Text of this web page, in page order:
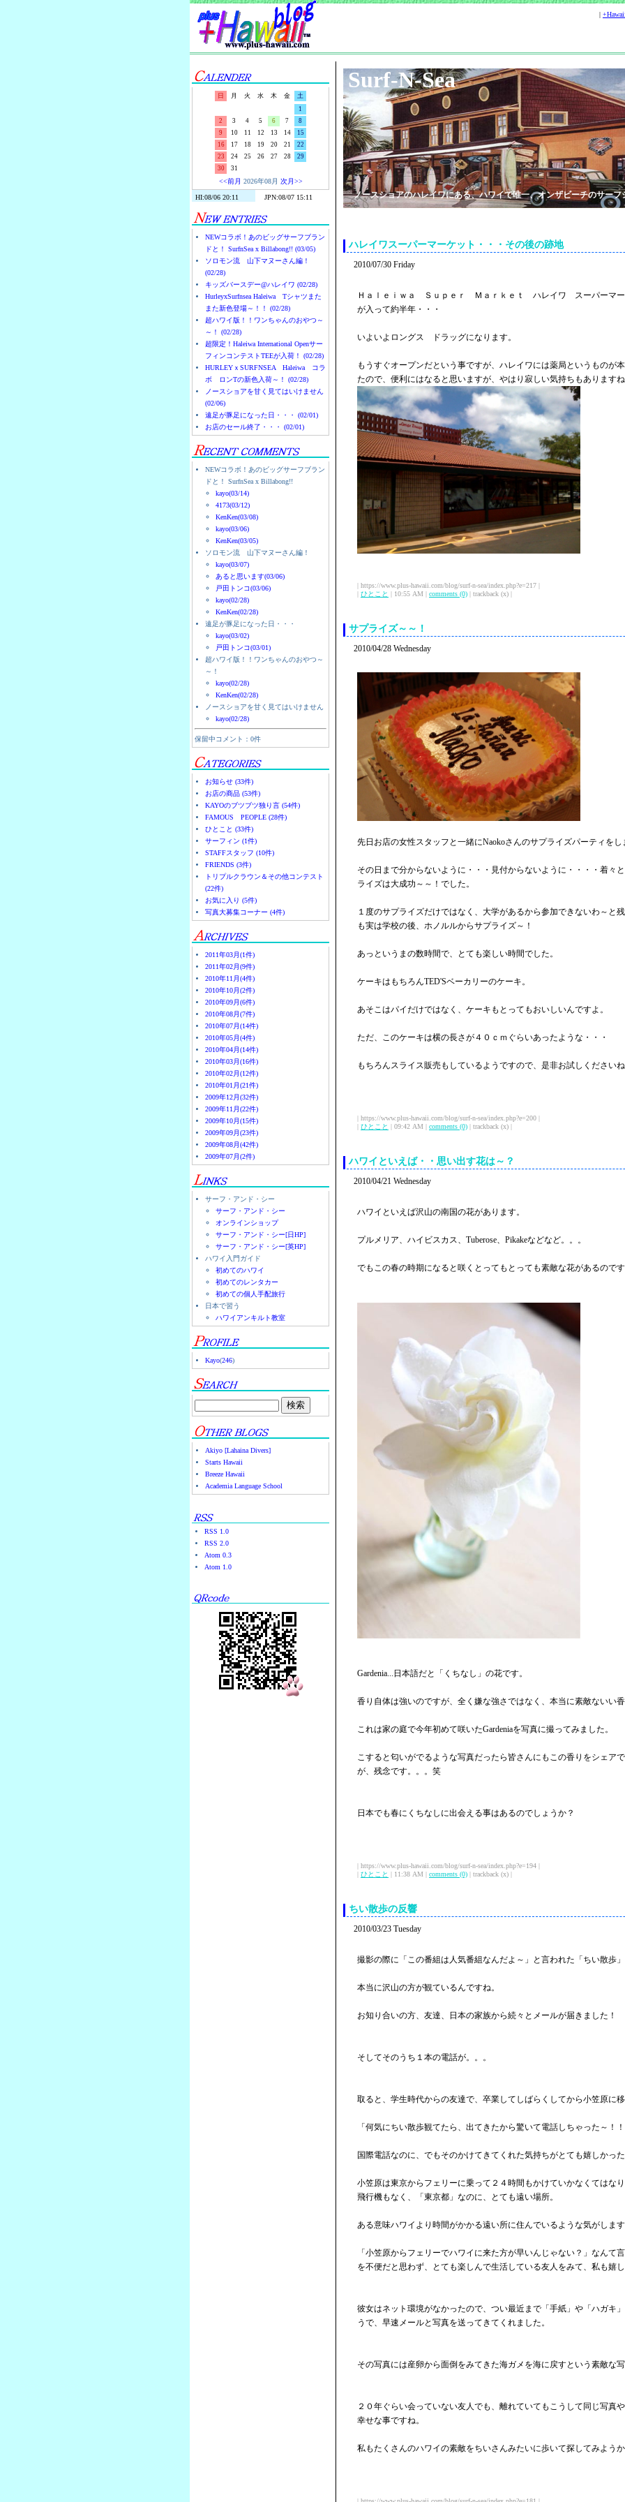
|
日 月 火 水 木 金
土
1
2
3 4 5 6 7
8
9
10 11 12 13 14
15
16
17 18 19 20 21
22
23
24 25 26 27 28
29
30
31
<<前月 2026年08月 次月>>
NEWコラボ！あのビッグサーフブラン
ドと！ SurfnSea x Billabong!! (03/05)
ソロモン流 山下マヌーさん編！
(02/28)
キッズバースデー@ハレイワ (02/28)
HurleyxSurfnsea Haleiwa Tシャツまた
また新色登場～！！ (02/28)
超ハワイ版！！ワンちゃんのおやつ～
～！ (02/28)
超限定！Haleiwa International Openサー
フィンコンテストTEEが入荷！ (02/28)
HURLEYｘSURFNSEA Haleiwa コラ
ボ ロンTの新色入荷～！ (02/28)
ノースショアを甘く見てはいけません
(02/06)
遠足が豚足になった日・・・ (02/01)
お店のセール終了・・・ (02/01)
NEWコラボ！あのビッグサーフブラン
ドと！ SurfnSea x Billabong!!
kayo(03/14)
4173(03/12)
KenKen(03/08)
kayo(03/06)
KenKen(03/05)
ソロモン流 山下マヌーさん編！
kayo(03/07)
あると思います(03/06)
戸田トンコ(03/06)
kayo(02/28)
KenKen(02/28)
遠足が豚足になった日・・・
kayo(03/02)
戸田トンコ(03/01)
超ハワイ版！！ワンちゃんのおやつ～
～！
kayo(02/28)
KenKen(02/28)
ノースショアを甘く見てはいけません
kayo(02/28)
保留中コメント：0件
お知らせ (33件)
お店の商品 (53件)
KAYOのブツブツ独り言 (54件)
FAMOUS PEOPLE (28件)
ひとこと (33件)
サーフィン (1件)
STAFFスタッフ (10件)
FRIENDS (3件)
トリプルクラウン＆その他コンテスト
(22件)
お気に入り (5件)
写真大募集コーナー (4件)
2011年03月(1件)
2011年02月(9件)
2010年11月(4件)
2010年10月(2件)
2010年09月(6件)
2010年08月(7件)
2010年07月(14件)
2010年05月(4件)
2010年04月(14件)
2010年03月(16件)
2010年02月(12件)
2010年01月(21件)
2009年12月(32件)
2009年11月(22件)
2009年10月(15件)
2009年09月(23件)
2009年08月(42件)
2009年07月(2件)
サーフ・アンド・シー
サーフ・アンド・シー
オンラインショップ
サーフ・アンド・シー[日HP]
サーフ・アンド・シー[英HP]
ハワイ入門ガイド
初めてのハワイ
初めてのレンタカー
初めての個人手配旅行
日本で習う
ハワイアンキルト教室
Kayo(246)
Akiyo [Lahaina Divers]
Starts Hawaii
Breeze Hawaii
Academia Language School
RSS 1.0
RSS 2.0
Atom 0.3
Atom 1.0
Surf-N-Sea
ノースショアのハレイワにある、ハワイで唯一、オンザビーチのサーフ
ハレイワスーパーマーケット・・・その後の跡地
2010/07/30 Friday
Ｈａｌｅｉｗａ Ｓｕｐｅｒ Ｍａｒｋｅｔ ハレイワ スーパーマー
が入って約半年・・・
いよいよロングス ドラッグになります。
もうすぐオープンだという事ですが、ハレイワには薬局というものが
たので、便利にはなると思いますが、やはり寂しい気持ちもあります
| https://www.plus-hawaii.com/blog/surf-n-sea/index.php?e=217 |
| ひとこと | 10:55 AM | comments (0) | trackback (x) |
サプライズ～～！
2010/04/28 Wednesday
先日お店の女性スタッフと一緒にNaokoさんのサプライズパーティをし
その日まで分からないように・・・見付からないように・・・・着々
ライズは大成功～～！でした。
１度のサプライズだけではなく、大学があるから参加できないわ～と
も実は学校の後、ホノルルからサプライズ～！
あっというまの数時間で、とても楽しい時間でした。
ケーキはもちろんTED'Sベーカリーのケーキ。
あそこはパイだけではなく、ケーキもとってもおいしいんですよ。
ただ、このケーキは横の長さが４０ｃｍぐらいあったような・・・
もちろんスライス販売もしているようですので、是非お試しください
| https://www.plus-hawaii.com/blog/surf-n-sea/index.php?e=200 |
| ひとこと | 09:42 AM | comments (0) | trackback (x) |
ハワイといえば・・思い出す花は～？
2010/04/21 Wednesday
ハワイといえば沢山の南国の花があります。
プルメリア、ハイビスカス、Tuberose、Pikakeなどなど。。。
でもこの春の時期になると咲くとってもとっても素敵な花があるので
Gardenia...日本語だと「くちなし」の花です。
香り自体は強いのですが、全く嫌な強さではなく、本当に素敵ないい
これは家の庭で今年初めて咲いたGardeniaを写真に撮ってみました。
こすると匂いがでるような写真だったら皆さんにもこの香りをシェア
が、残念です。。。笑
日本でも春にくちなしに出会える事はあるのでしょうか？
| https://www.plus-hawaii.com/blog/surf-n-sea/index.php?e=194 |
| ひとこと | 11:38 AM | comments (0) | trackback (x) |
ちい散歩の反響
2010/03/23 Tuesday
撮影の際に「この番組は人気番組なんだよ～」と言われた「ちい散歩」
本当に沢山の方が観ているんですね。
お知り合いの方、友達、日本の家族から続々とメールが届きました！
そしてそのうち１本の電話が。。。
取ると、学生時代からの友達で、卒業してしばらくしてから小笠原に
「何気にちい散歩観てたら、出てきたから驚いて電話しちゃった～！
国際電話なのに、でもそのかけてきてくれた気持ちがとても嬉しかっ
小笠原は東京からフェリーに乗って２４時間もかけていかなくてはな
飛行機もなく、「東京都」なのに、とても遠い場所。
ある意味ハワイより時間がかかる遠い所に住んでいるような気がしま
「小笠原からフェリーでハワイに来た方が早いんじゃない？」なんて
を不便だと思わず、とても楽しんで生活している友人をみて、私も嬉
彼女はネット環境がなかったので、つい最近まで「手紙」や「ハガキ
うで、早速メールと写真を送ってきてくれました。
その写真には産卵から面倒をみてきた海ガメを海に戻すという素敵な
２０年ぐらい会っていない友人でも、離れていてもこうして同じ写真
幸せな事ですね。
私もたくさんのハワイの素敵をちいさんみたいに歩いて探してみよう